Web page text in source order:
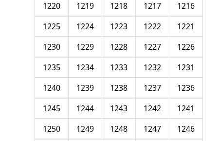
1216
1217
1218
1219
1220
1221
1222
1223
1224
1225
1226
1227
1228
1229
1230
1231
1232
1233
1234
1235
1236
1237
1238
1239
1240
1241
1242
1243
1244
1245
1246
1247
1248
1249
1250